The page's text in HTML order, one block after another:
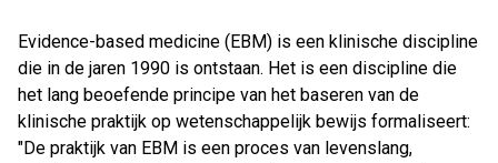
Evidence-based medicine (EBM) is een klinische discipline
die in de jaren 1990 is ontstaan. Het is een discipline die
het lang beoefende principe van het baseren van de
klinische praktijk op wetenschappelijk bewijs formaliseert:
"De praktijk van EBM is een proces van levenslang,